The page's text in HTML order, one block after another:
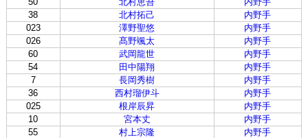
38
北村拓己
内野手
023
澤野聖悠
内野手
026
髙野颯太
内野手
60
武岡龍世
内野手
54
田中陽翔
内野手
7
長岡秀樹
内野手
36
西村瑠伊斗
内野手
025
根岸辰昇
内野手
10
宮本丈
内野手
55
村上宗隆
内野手